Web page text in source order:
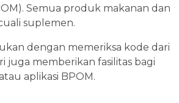
Semua produk makanan dan
suplemen.
dengan memeriksa kode dari
juga memberikan fasilitas bagi
aplikasi BPOM.